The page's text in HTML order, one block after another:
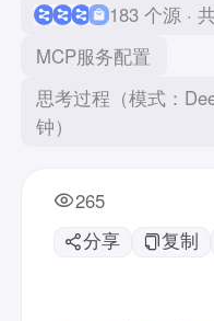
183 个源 ·
MCP服务配置
思考过程（模式：
钟）
265
分享 复制